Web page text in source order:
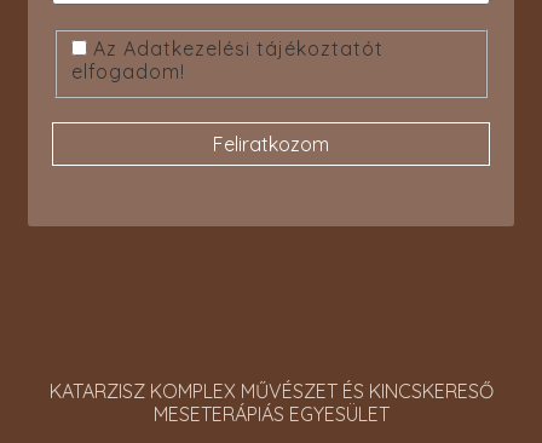
Az Adatkezelési tájékoztatót
elfogadom!
KATARZISZ KOMPLEX MŰVÉSZET ÉS KINCSKERESŐ
MESETERÁPIÁS EGYESÜLET